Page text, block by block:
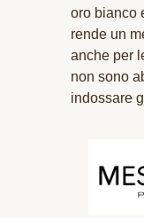
oro bianco
rende un
anche per
non sono
indossare